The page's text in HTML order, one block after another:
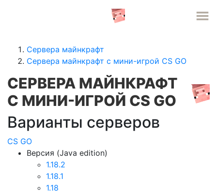
Сервера майнкрафт
Сервера майнкрафт с мини-игрой CS GO
СЕРВЕРА МАЙНКРАФТ
С МИНИ-ИГРОЙ CS GO
Варианты серверов
CS GO
Версия (Java edition)
1.18.2
1.18.1
1.18